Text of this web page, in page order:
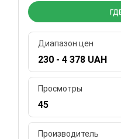
Диапазон цен
230 - 4 378 UAH
Просмотры
45
Производитель